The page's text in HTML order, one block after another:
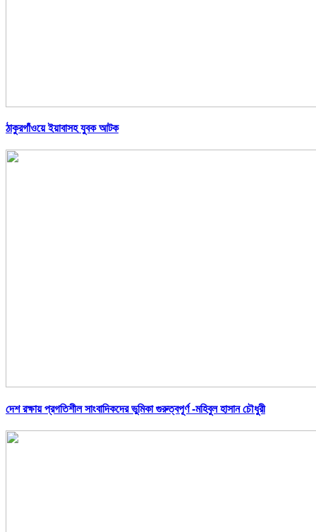
ঠাকুরগাঁওয়ে ইয়াবাসহ যুবক আটক
দেশ রক্ষায় প্রগতিশীল সাংবাদিকদের ভুমিকা গুরুত্বপূর্ণ -মহিবুল হাসান চৌধুরী